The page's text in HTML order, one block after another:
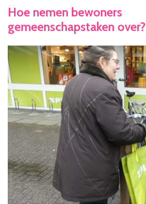
Hoe nemen bewoners
gemeenschapstaken over?